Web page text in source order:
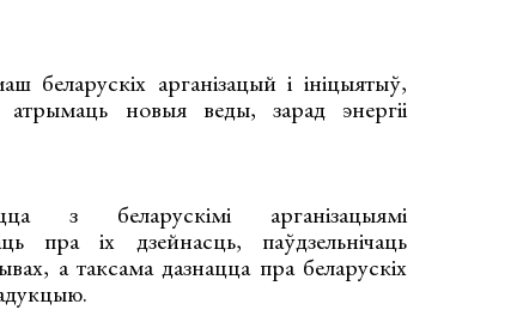
арганізацый і ініцыятыў,
новыя веды, зарад энергіі
з беларускімі арганізацыямі
пра іх дзейнасць, паўдзельнічаць
а таксама дазнацца пра беларускіх